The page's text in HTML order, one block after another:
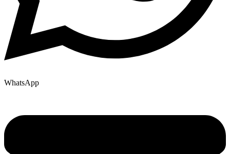
WhatsApp